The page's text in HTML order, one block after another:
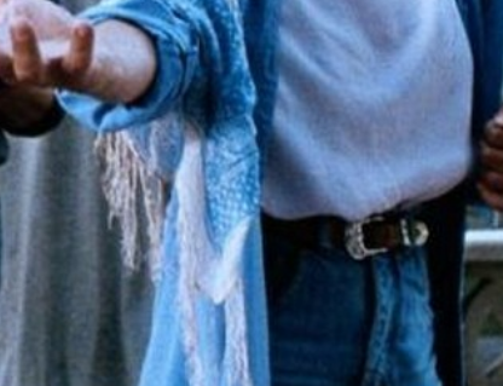
de films
principaux pays
Zélande. Studio
et depuis peu au
allemands et
de droits sur ces
Activités
Distributeur en France
Direction
Maxime Saada
Sur les réseaux sociaux